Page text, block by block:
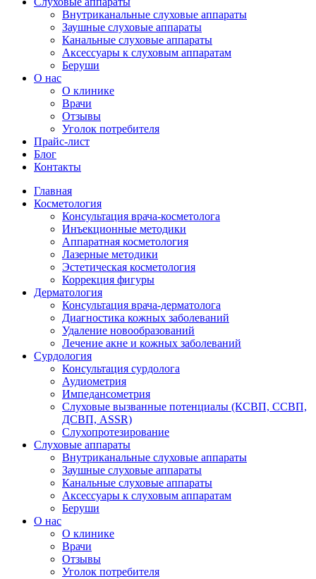
Внутриканальные слуховые аппараты
Заушные слуховые аппараты
Канальные слуховые аппараты
Аксессуары к слуховым аппаратам
Беруши
О нас
О клинике
Врачи
Отзывы
Уголок потребителя
Прайс-лист
Блог
Контакты
Главная
Косметология
Консультация врача-косметолога
Инъекционные методики
Аппаратная косметология
Лазерные методики
Эстетическая косметология
Коррекция фигуры
Дерматология
Консультация врача-дерматолога
Диагностика кожных заболеваний
Удаление новообразований
Лечение акне и кожных заболеваний
Сурдология
Консультация сурдолога
Аудиометрия
Импедансометрия
Слуховые вызванные потенциалы (КСВП, ССВП,
ДСВП, ASSR)
Слухопротезирование
Слуховые аппараты
Внутриканальные слуховые аппараты
Заушные слуховые аппараты
Канальные слуховые аппараты
Аксессуары к слуховым аппаратам
Беруши
О нас
О клинике
Врачи
Отзывы
Уголок потребителя